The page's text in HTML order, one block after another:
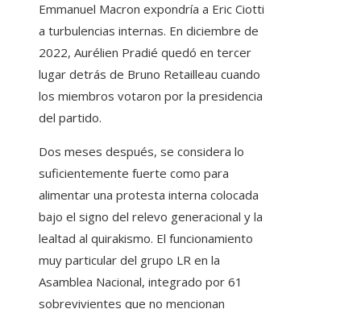
Emmanuel Macron expondría a Eric Ciotti
a turbulencias internas. En diciembre de
2022, Aurélien Pradié quedó en tercer
lugar detrás de Bruno Retailleau cuando
los miembros votaron por la presidencia
del partido.
Dos meses después, se considera lo
suficientemente fuerte como para
alimentar una protesta interna colocada
bajo el signo del relevo generacional y la
lealtad al quirakismo. El funcionamiento
muy particular del grupo LR en la
Asamblea Nacional, integrado por 61
sobrevivientes que no mencionan